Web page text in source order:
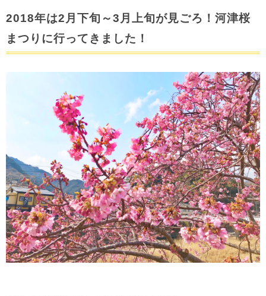
2018年は2月下旬～3月上旬が見ごろ！河津桜
まつりに行ってきました！